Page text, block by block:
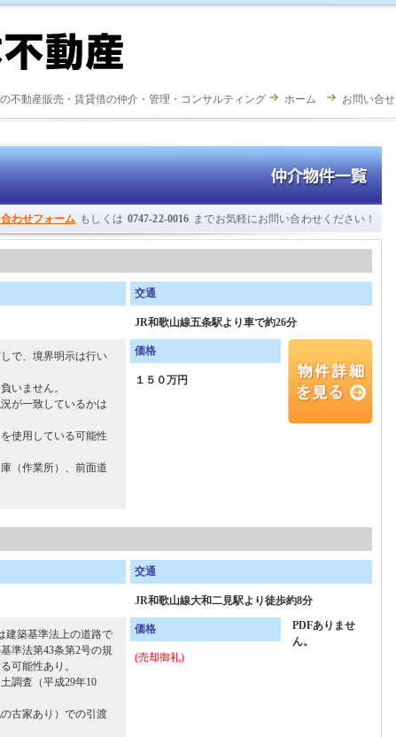
不動産販売・賃貸借の仲介・管理・コンサルティング ホーム お問い合せ
わせフォーム もしくは 0747-22-0016 までお気軽にお問い合わせください！
で、境界明示は行い
いません。
が一致しているかは
使用している可能性
（作業所）、前面道
交通
JR和歌山線五条駅より車で約26分
価格
１５０万円
建築基準法上の道路で
準法第43条第2号の規
可能性あり。
調査（平成29年10
古家あり）での引渡
交通
JR和歌山線大和二見駅より徒歩約8分
価格
(売却御礼)
PDFありませ
ん。